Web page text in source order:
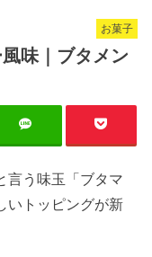
お菓子
味｜ブタメン
言う味玉「ブタマ
いトッピングが新